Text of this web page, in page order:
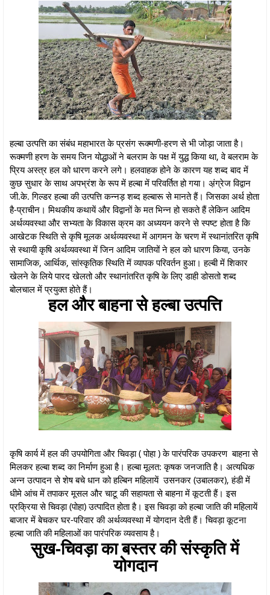
हल्बा उत्पत्ति का संबंध महाभारत के प्रसंग रूक्मणी-हरण से भी जोड़ा जाता है।
रूक्मणी हरण के समय जिन योद्धाओं ने बलराम के पक्ष में युद्ध किया था, वे बलराम के
प्रिय अस्त्र हल को धारण करने लगे। हलवाहक होने के कारण यह शब्द बाद में
कुछ सुधार के साथ अपभ्रंश के रूप में हल्बा में परिवर्तित हो गया। अ़ंग्रेज विद्वान
जी.के. गिल्डर हल्बा की उत्पत्ति कन्नड़ शब्द हल्बारू से मानते हैं। जिसका अर्थ होता
है-प्राचीन। मिथकीय कथायें और विद्वानों के मत भिन्न हो सकते हैं लेकिन आदिम
अर्थव्यवस्था और सभ्यता के विकास क्रम का अध्ययन करने से स्पष्ट होता है कि
आखेटक स्थिति से कृषि मूलक अर्थव्यवस्था में आगमन के चरण में स्थानांतरित कृषि
से स्थायी कृषि अर्थव्यवस्था में जिन आदिम जातियों ने हल को धारण किया, उनके
सामाजिक, आर्थिक, सांस्कृतिक स्थिति में व्यापक परिवर्तन हुआ। हल्बी में शिकार
खेलने के लिये पारद खेलतो और स्थानांतरित कृषि के लिए डाही डोसतो शब्द
बोलचाल में प्रयुक्त होते हैं।
हल और बाहना से हल्बा उत्पत्ति
कृषि कार्य में हल की उपयोगिता और चिवड़ा ( पोहा ) के पारंपरिक उपकरण बाहना से
मिलकर हल्बा शब्द का निर्माण हुआ है। हल्बा मूलत: कृषक जनजाति है। अत्यधिक
अन्न उत्पादन से शेष बचे धान को हल्बिन महिलायें उसनकर (उबालकर), हंडी में
धीमे आंच में तपाकर मूसल और चाटू की सहायता से बाहना में कूटती हैं। इस
प्रक्रिया से चिवड़ा (पोहा) उत्पादित होता है। इस चिवड़ा को हल्बा जाति की महिलायें
बाजार में बेचकर घर-परिवार की अर्थव्यवस्था में योगदान देती हैं। चिवड़ा कूटना
हल्बा जाति की महिलाओं का पारंपरिक व्यवसाय है।
सुख-चिवड़ा का बस्तर की संस्कृति में
योगदान